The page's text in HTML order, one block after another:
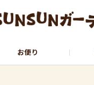
お便り